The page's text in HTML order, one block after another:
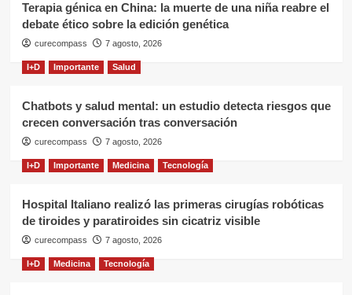
Terapia génica en China: la muerte de una niña reabre el
debate ético sobre la edición genética
curecompass 7 agosto, 2026
I+D Importante Salud
Chatbots y salud mental: un estudio detecta riesgos que
crecen conversación tras conversación
curecompass 7 agosto, 2026
I+D Importante Medicina Tecnología
Hospital Italiano realizó las primeras cirugías robóticas
de tiroides y paratiroides sin cicatriz visible
curecompass 7 agosto, 2026
I+D Medicina Tecnología